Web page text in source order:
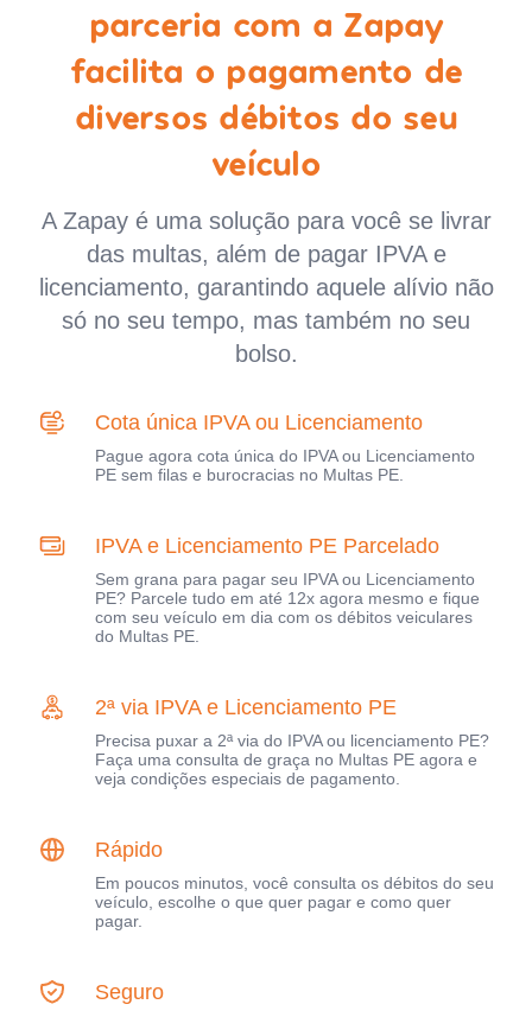
parceria com a Zapay
facilita o pagamento de
diversos débitos do seu
veículo
A Zapay é uma solução para você se livrar
das multas, além de pagar IPVA e
licenciamento, garantindo aquele alívio não
só no seu tempo, mas também no seu
bolso.
Cota única IPVA ou Licenciamento
Pague agora cota única do IPVA ou Licenciamento
PE sem filas e burocracias no Multas PE.
IPVA e Licenciamento PE Parcelado
Sem grana para pagar seu IPVA ou Licenciamento
PE? Parcele tudo em até 12x agora mesmo e fique
com seu veículo em dia com os débitos veiculares
do Multas PE.
2ª via IPVA e Licenciamento PE
Precisa puxar a 2ª via do IPVA ou licenciamento PE?
Faça uma consulta de graça no Multas PE agora e
veja condições especiais de pagamento.
Rápido
Em poucos minutos, você consulta os débitos do seu
veículo, escolhe o que quer pagar e como quer
pagar.
Seguro